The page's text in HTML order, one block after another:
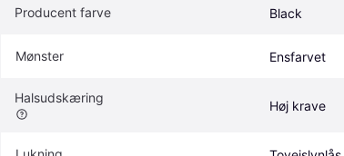
Producent farve Black
Mønster Ensfarvet
Halsudskæring
Høj krave